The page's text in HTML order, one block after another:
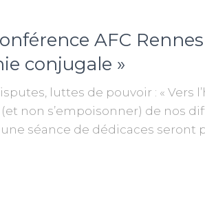
AFC
conjugale »
luttes de pouvoir : « Vers
non s’empoisonner) de nos
séance de dédicaces seront